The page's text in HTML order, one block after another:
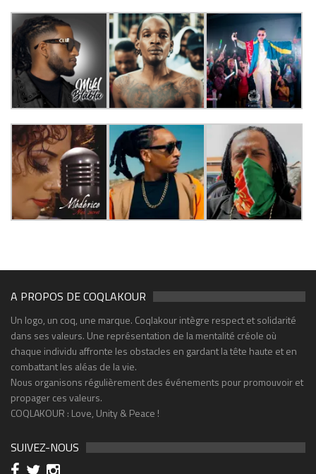
A PROPOS DE COQLAKOUR
Un logo, un coq, une marque. Coqlakour intègre respect et solidarité
dans ses valeurs. Une représentation de la mentalité créole où
chaque individu affronte les obstacles en gardant la tête haute et en
combattant les aléas de la vie.
Nous organisons régulièrement des événements pour promouvoir et
propager ces valeurs.
COQLAKOUR : Love, Unity & Peace !
SUIVEZ-NOUS